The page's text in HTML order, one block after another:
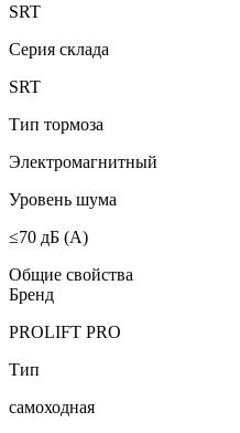
SRT
Серия склада
SRT
Тип тормоза
Электромагнитный
Уровень шума
≤70 дБ (А)
Общие свойства
Бренд
PROLIFT PRO
Тип
самоходная